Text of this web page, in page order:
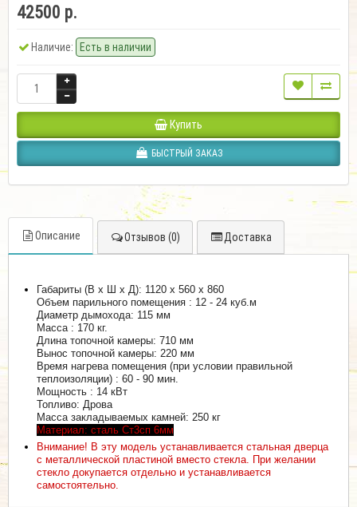
42500 р.
Наличие: Есть в наличии
Купить
БЫСТРЫЙ ЗАКАЗ
Описание Отзывов (0) Доставка
Габариты (В х Ш х Д): 1120 х 560 х 860
Объем парильного помещения : 12 - 24 куб.м
Диаметр дымохода: 115 мм
Масса : 170 кг.
Длина топочной камеры: 710 мм
Вынос топочной камеры: 220 мм
Время нагрева помещения (при условии правильной
теплоизоляции) : 60 - 90 мин.
Мощность : 14 кВт
Топливо: Дрова
Масса закладываемых камней: 250 кг
Материал: сталь Ст3сп 6мм
Внимание! В эту модель устанавливается стальная дверца
с металлической пластиной вместо стекла. При желании
стекло докупается отдельно и устанавливается
самостоятельно.